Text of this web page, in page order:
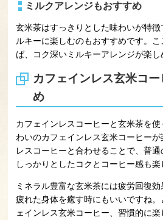
ミルクアレンジもおすすめ
玄米茶はすっきりとした味わいが特徴
ルキーに楽しむのもおすすめです。
ば、コク深いミルキーアレンジが楽し
カフェインレス玄米コ
め
カフェインレスコーヒーと玄米茶を
わいのカフェインレス玄米コーヒー
レスコーヒーと合わせることで、普
しっかりとしたコクとコーヒー感も楽
ミネラル豊富な玄米茶には疲労回復
疲れた身体を癒す時にもいいですね
ェインレス玄米コーヒー、習慣的に